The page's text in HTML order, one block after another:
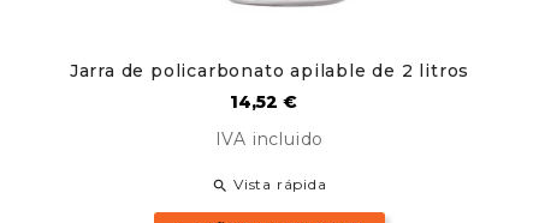
Jarra de policarbonato apilable de 2 litros
Precio
14,52 €
IVA incluido
 Vista rápida